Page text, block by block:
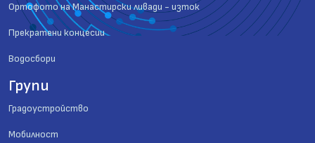
Ортофото на Манастирски ливади - изток
Прекратени концесии
Водосбори
Групи
Градоустройство
Мобилност